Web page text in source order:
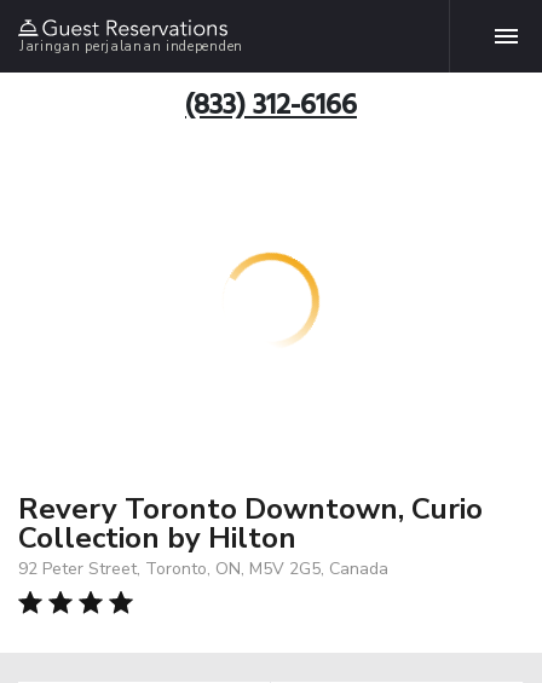
Jaringan perjalanan independen
(833) 312-6166
Revery Toronto Downtown, Curio
Collection by Hilton
92 Peter Street, Toronto, ON, M5V 2G5, Canada